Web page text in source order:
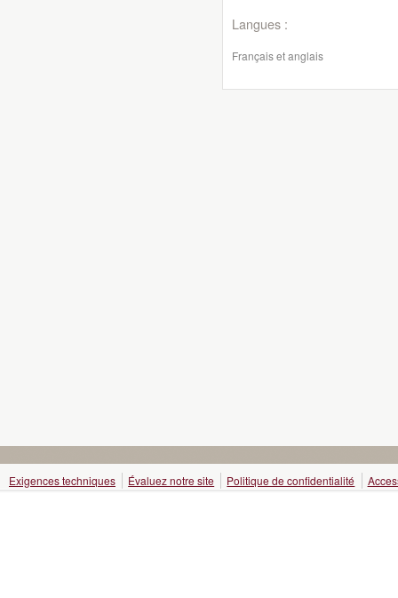
Langues :
Français et anglais
Exigences techniques Évaluez notre site Politique de confidentialité